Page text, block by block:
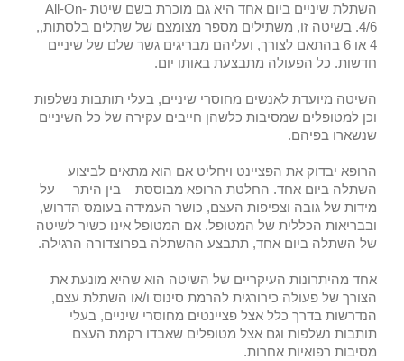
השתלת שיניים ביום אחד היא גם מוכרת בשם שיטת All-On-
4/6. בשיטה זו, משתילים מספר מצומצם של שתלים בלסתות,,
4 או 6 בהתאם לצורך, ועליהם מבריגים גשר שלם של שיניים
חדשות. כל הפעולה מתבצעת באותו יום.
השיטה מיועדת לאנשים מחוסרי שיניים, בעלי תותבות נשלפות
וכן למטופלים שמסיבות כלשהן חייבים עקירה של כל השיניים
שנשארו בפיהם.
הרופא יבדוק את הפציינט ויחליט אם הוא מתאים לביצוע
השתלה ביום אחד. החלטת הרופא מבוססת – בין היתר – על
מידות של גובה וצפיפות העצם, כושר העמידה בעומס הדרוש,
ובבריאות הכללית של המטופל. אם המטופל אינו כשיר לשיטה
של השתלה ביום אחד, תתבצע ההשתלה בפרוצדורה הרגילה.
אחד מהיתרונות העיקריים של השיטה הוא שהיא מונעת את
הצורך של פעולה כירורגית להרמת סינוס ו/או השתלת עצם,
הנדרשות בדרך כלל אצל פציינטים מחוסרי שיניים, בעלי
תותבות נשלפות וגם אצל מטופלים שאבדו רקמת העצם
מסיבות רפואיות אחרות.